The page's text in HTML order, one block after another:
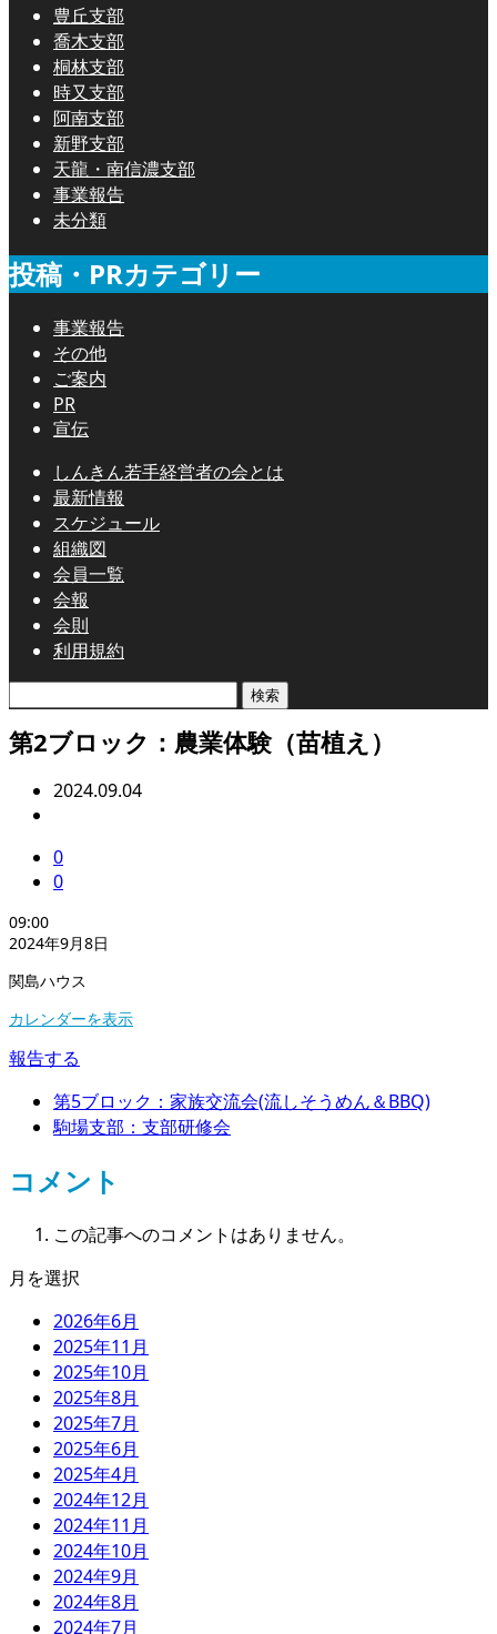
豊丘支部
喬木支部
桐林支部
時又支部
阿南支部
新野支部
天龍・南信濃支部
事業報告
未分類
投稿・PRカテゴリー
事業報告
その他
ご案内
PR
宣伝
しんきん若手経営者の会とは
最新情報
スケジュール
組織図
会員一覧
会報
会則
利用規約
索:
第2ブロック：農業体験（苗植え）
2024.09.04
0
0
第
2
ロ
ッ
ク：
農
え）
09:00
2024年9月8日
関島ハウス
カレンダーを表示
報告する
第5ブロック：家族交流会(流しそうめん＆BBQ)
駒場支部：支部研修会
コメント
この記事へのコメントはありません。
月を選択
2026年6月
2025年11月
2025年10月
2025年8月
2025年7月
2025年6月
2025年4月
2024年12月
2024年11月
2024年10月
2024年9月
2024年8月
2024年7月